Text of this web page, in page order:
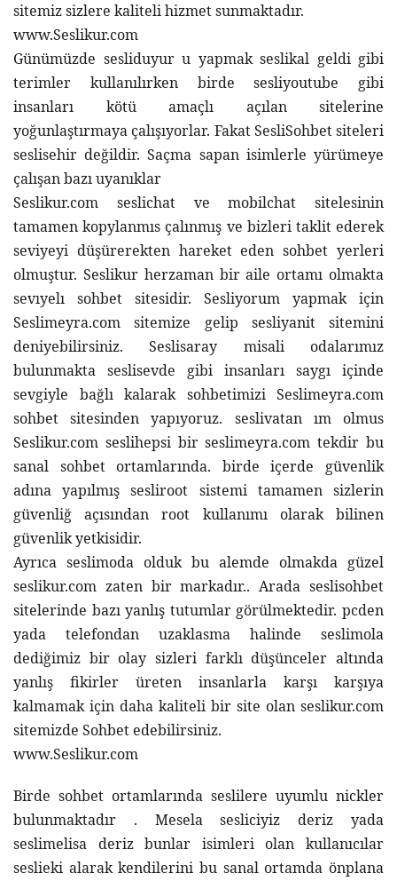
sitemiz sizlere kaliteli hizmet sunmaktadır.
www.Seslikur.com
Günümüzde sesliduyur u yapmak seslikal geldi gibi
terimler kullanılırken birde sesliyoutube gibi
insanları kötü amaçlı açılan sitelerine
yoğunlaştırmaya çalışıyorlar. Fakat SesliSohbet siteleri
seslisehir değildir. Saçma sapan isimlerle yürümeye
çalışan bazı uyanıklar
Seslikur.com seslichat ve mobilchat sitelesinin
tamamen kopylanmıs çalınmış ve bizleri taklit ederek
seviyeyi düşürerekten hareket eden sohbet yerleri
olmuştur. Seslikur herzaman bir aile ortamı olmakta
sevıyelı sohbet sitesidir. Sesliyorum yapmak için
Seslimeyra.com sitemize gelip sesliyanit sitemini
deniyebilirsiniz. Seslisaray misali odalarımız
bulunmakta seslisevde gibi insanları saygı içinde
sevgiyle bağlı kalarak sohbetimizi Seslimeyra.com
sohbet sitesinden yapıyoruz. seslivatan ım olmus
Seslikur.com seslihepsi bir seslimeyra.com tekdir bu
sanal sohbet ortamlarında. birde içerde güvenlik
adına yapılmış sesliroot sistemi tamamen sizlerin
güvenliğ açısından root kullanımı olarak bilinen
güvenlik yetkisidir.
Ayrıca seslimoda olduk bu alemde olmakda güzel
seslikur.com zaten bir markadır.. Arada seslisohbet
sitelerinde bazı yanlış tutumlar görülmektedir. pcden
yada telefondan uzaklasma halinde seslimola
dediğimiz bir olay sizleri farklı düşünceler altında
yanlış fikirler üreten insanlarla karşı karşıya
kalmamak için daha kaliteli bir site olan seslikur.com
sitemizde Sohbet edebilirsiniz.
www.Seslikur.com
Birde sohbet ortamlarında seslilere uyumlu nickler
bulunmaktadır . Mesela sesliciyiz deriz yada
seslimelisa deriz bunlar isimleri olan kullanıcılar
seslieki alarak kendilerini bu sanal ortamda önplana